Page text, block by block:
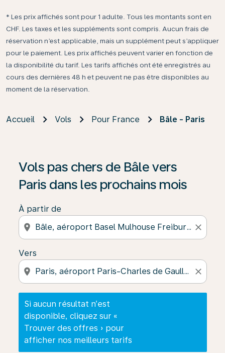
* Les prix affichés sont pour 1 adulte. Tous les montants sont en
CHF. Les taxes et les suppléments sont compris. Aucun frais de
réservation n’est applicable, mais un supplément peut s’appliquer
pour le paiement. Les prix affichés peuvent varier en fonction de
la disponibilité du tarif. Les tarifs affichés ont été enregistrés au
cours des dernières 48 h et peuvent ne pas être disponibles au
moment de la réservation.
Accueil Vols Pour France Bâle - Paris
Vols pas chers de Bâle vers
Paris dans les prochains mois
À partir de
location_on close
Vers
location_on close
Si aucun résultat n’est
disponible, cliquez sur «
Trouver des offres » pour
afficher nos meilleurs tarifs
Si aucun résultat n’est disponible, cliquez sur «